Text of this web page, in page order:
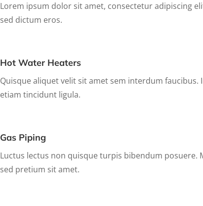
Lorem ipsum dolor sit amet, consectetur adipiscing
sed dictum eros.
Hot Water Heaters
Quisque aliquet velit sit amet sem interdum faucibus.
etiam tincidunt ligula.
Gas Piping
Luctus lectus non quisque turpis bibendum
sed pretium sit amet.